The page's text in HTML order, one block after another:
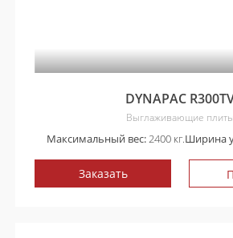
DYNAPAC
Выглаживающие плиты
Максимальный вес:2400 кг.Ширина
Заказать